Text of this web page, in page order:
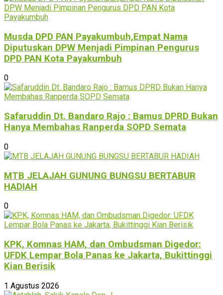
Musda DPD PAN Payakumbuh,Empat Nama
Diputuskan DPW Menjadi Pimpinan Pengurus
DPD PAN Kota Payakumbuh
0
Safaruddin Dt. Bandaro Rajo : Bamus DPRD Bukan
Hanya Membahas Ranperda SOPD Semata
0
MTB JELAJAH GUNUNG BUNGSU BERTABUR
HADIAH
0
KPK, Komnas HAM, dan Ombudsman Digedor:
UFDK Lempar Bola Panas ke Jakarta, Bukittinggi
Kian Berisik
1 Agustus 2026